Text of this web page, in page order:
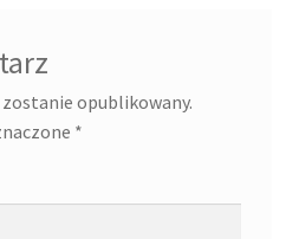
opublikowany.
*